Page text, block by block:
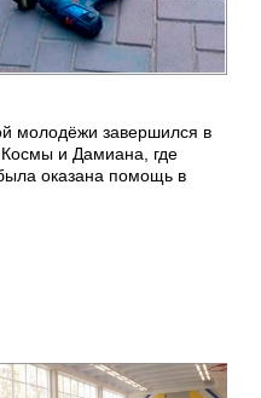
молодёжи завершился в
и Дамиана, где
оказана помощь в